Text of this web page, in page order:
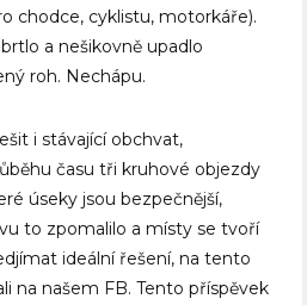
chodce, cyklistu, motorkáře).
a nešikovně upadlo
roh. Nechápu.
i stávající obchvat,
času tři kruhové objezdy
úseky jsou bezpečnější,
to zpomalilo a místy se tvoří
ideální řešení, na tento
na našem FB. Tento příspěvek